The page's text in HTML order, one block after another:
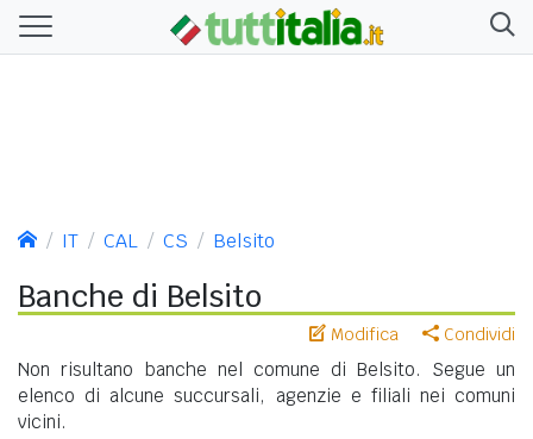
IT CAL CS Belsito
Banche di Belsito
Modifica Condividi
Non risultano banche nel comune di Belsito. Segue un
elenco di alcune succursali, agenzie e filiali nei comuni
vicini.